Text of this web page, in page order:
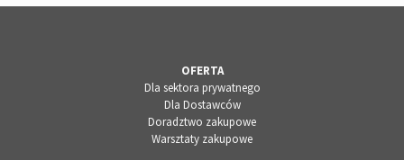
OFERTA
Dla sektora prywatnego
Dla Dostawców
Doradztwo zakupowe
Warsztaty zakupowe